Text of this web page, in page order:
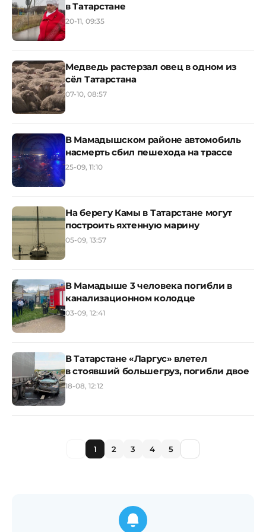
в Татарстане
20-11, 09:35
Медведь растерзал овец в одном из
сёл Татарстана
07-10, 08:57
В Мамадышском районе автомобиль
насмерть сбил пешехода на трассе
25-09, 11:10
На берегу Камы в Татарстане могут
построить яхтенную марину
05-09, 13:57
В Мамадыше 3 человека погибли в
канализационном колодце
03-09, 12:41
В Татарстане «Ларгус» влетел
в стоявший большегруз, погибли двое
18-08, 12:12
1 2 3 4 5